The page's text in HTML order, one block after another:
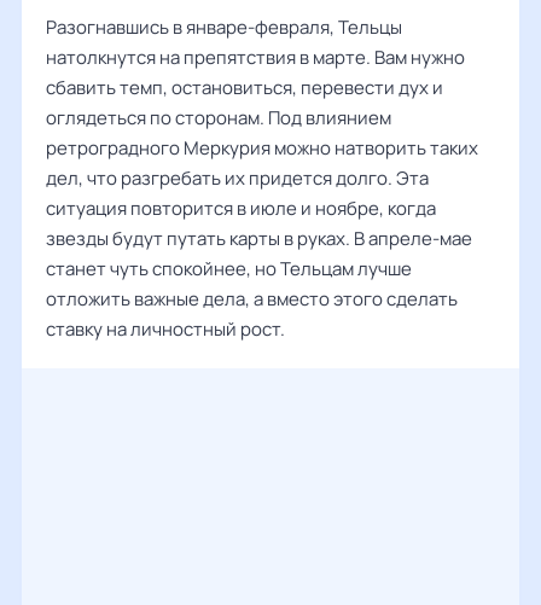
Разогнавшись в январе-февраля, Тельцы
натолкнутся на препятствия в марте. Вам нужно
сбавить темп, остановиться, перевести дух и
оглядеться по сторонам. Под влиянием
ретроградного Меркурия можно натворить таких
дел, что разгребать их придется долго. Эта
ситуация повторится в июле и ноябре, когда
звезды будут путать карты в руках. В апреле-мае
станет чуть спокойнее, но Тельцам лучше
отложить важные дела, а вместо этого сделать
ставку на личностный рост.